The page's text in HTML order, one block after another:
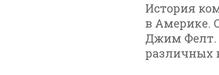
История
в Америке.
Джим Фелт.
различных